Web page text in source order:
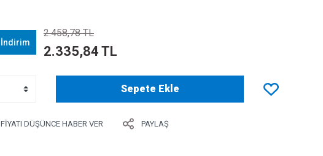
İndirim
2.458,78 TL
2.335,84 TL
Sepete Ekle
FIYATI DÜŞÜNCE HABER VER PAYLAŞ